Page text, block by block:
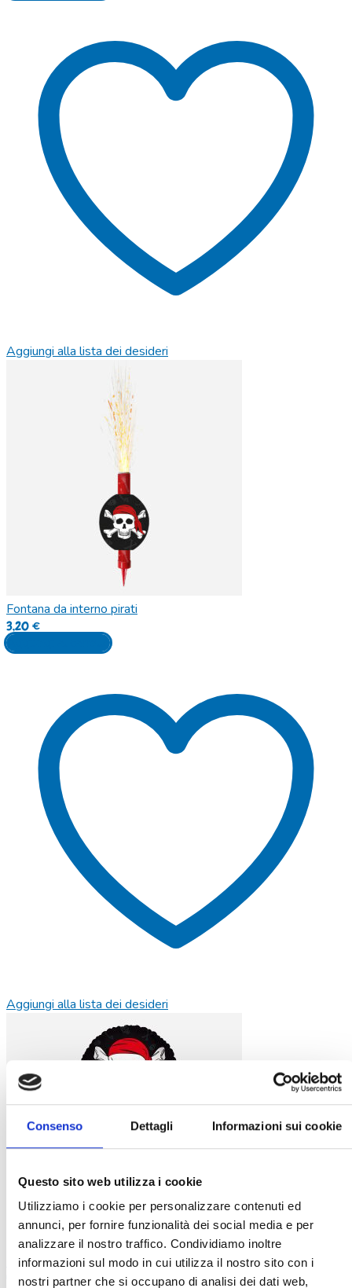
Consenso Dettagli Informazioni sui cookie
Questo sito web utilizza i cookie
Utilizziamo i cookie per personalizzare contenuti ed
annunci, per fornire funzionalità dei social media e per
analizzare il nostro traffico. Condividiamo inoltre
informazioni sul modo in cui utilizza il nostro sito con i
nostri partner che si occupano di analisi dei dati web,
Aggiungi alla lista dei desideri
Fontana da interno pirati
3,20€
Aggiungi al carrello
Aggiungi alla lista dei desideri
Kit palloncini gonfia e decora pirati
4,99€